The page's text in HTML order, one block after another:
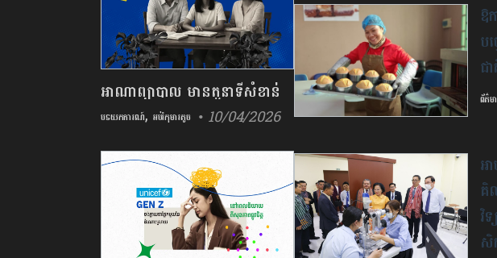
អាណាព្យាបាល មានតួនាទីសំខាន់
ក្នុងការអភិវឌ្ឍខួរក្បាល និងជំនាញ
សង្គមរបស់កុមារ
បទយកការណ៍, អប់រំកុមារតូច • 10/04/2026
ភូ
ប្
ស
ដ
ឱ
ប
ជ
ព័ត៌
វ
វ
ប
អ
គិ
វិ
សិ